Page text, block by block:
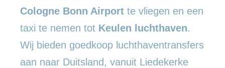
Cologne Bonn Airport te vliegen en een
taxi te nemen tot Keulen luchthaven.
Wij bieden goedkoop luchthaventransfers
aan naar Duitsland, vanuit Liedekerke